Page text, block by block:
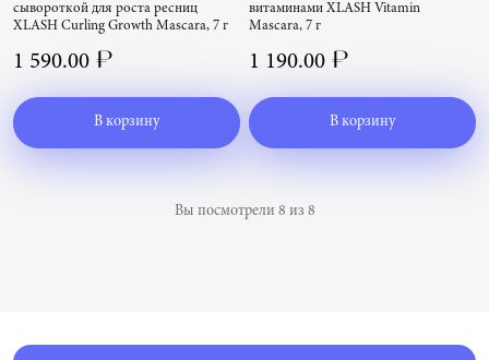
сывороткой для роста ресниц
XLASH Curling Growth Mascara, 7 г
сывороткой для роста ресниц XLASH
1 590.00 ₽
В корзину
витаминами XLASH Vitamin
Mascara, 7 г
XLASH Vitamin Mascara, 7 г
1 190.00 ₽
В корзину
Вы посмотрели 8 из 8